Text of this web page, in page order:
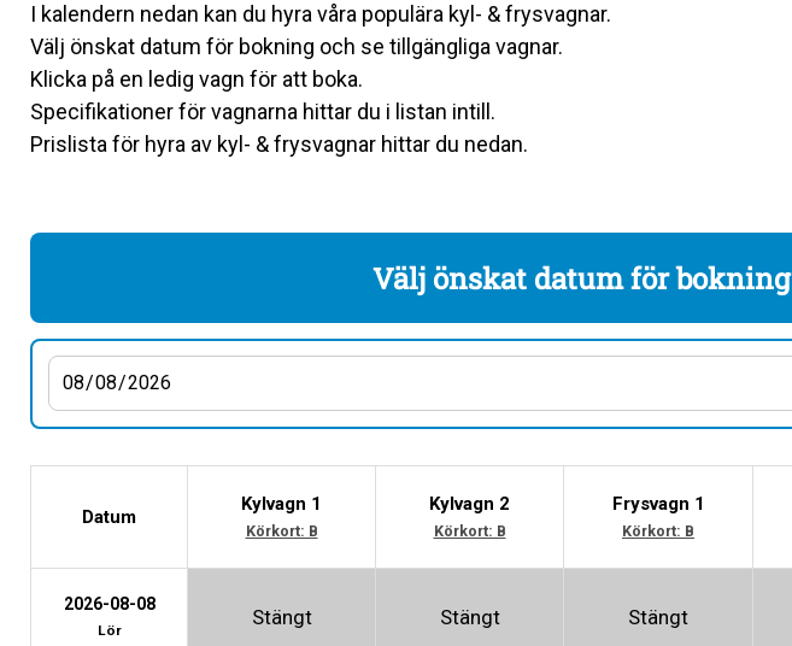
I kalendern nedan kan du hyra våra populära kyl- & frysvagnar.
Välj önskat datum för bokning och se tillgängliga vagnar.
Klicka på en ledig vagn för att boka.
Specifikationer för vagnarna hittar du i listan intill.
Prislista för hyra av kyl- & frysvagnar hittar du nedan.
Välj önskat datum för bokning
Datum
Kylvagn 1
Körkort: B
Kylvagn 2
Körkort: B
Frysvagn 1
Körkort: B
2026-08-08
Lör
Stängt Stängt Stängt